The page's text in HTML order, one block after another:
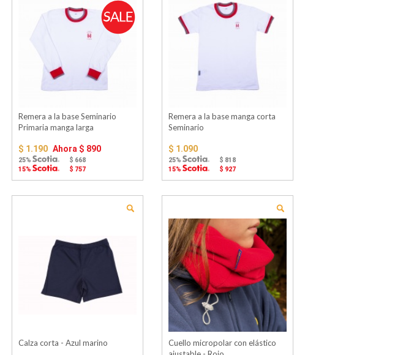
Remera a la base Seminario
Primaria manga larga
$ 1.190 Ahora $ 890
25%
$ 668
15%
$ 757
Remera a la base manga corta
Seminario
$ 1.090
25%
$ 818
15%
$ 927
Calza corta - Azul marino
Cuello micropolar con elástico